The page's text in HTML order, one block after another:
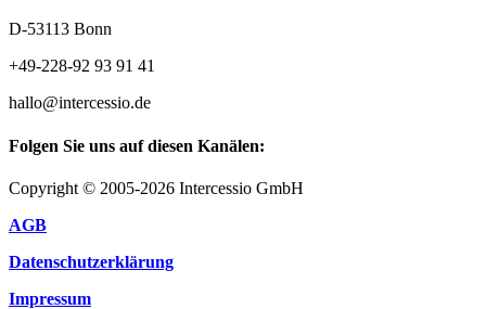
D-53113 Bonn
+49-228-92 93 91 41
hallo@intercessio.de
Folgen Sie uns auf diesen Kanälen:
Copyright © 2005-2026 Intercessio GmbH
AGB
Datenschutzerklärung
Impressum